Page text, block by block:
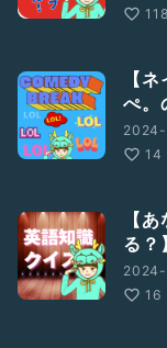
118
【
ぺ。
14
【
る？
16